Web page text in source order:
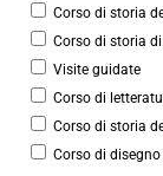
Corso di storia
Corso di storia
Visite guidate
Corso di
Corso di storia
Corso di